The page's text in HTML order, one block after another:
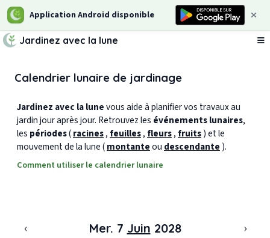
Application Android disponible
Jardinez avec la lune
Calendrier lunaire de jardinage
Jardinez avec la lunevous aide à planifier vos travaux au
jardin jour après jour. Retrouvez les événements lunaires,
les périodes(racines, feuilles, fleurs, fruits) et le
mouvement de la lune (montanteou descendante ).
Comment utiliser le calendrier lunaire
‹ Mer. 7 Juin 2028 ›